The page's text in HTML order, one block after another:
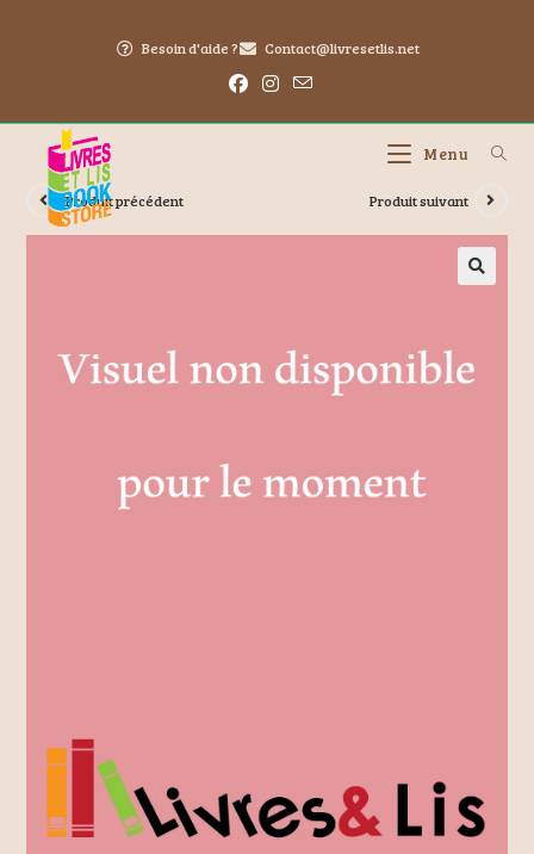
Besoin d'aide ? Contact@livresetlis.net
Menu
Produit précédent Produit suivant